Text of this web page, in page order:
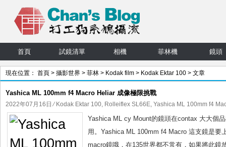
首頁 試鏡清單 相機 菲林機 鏡頭
現在位置： 首頁 > 攝影世界 > 菲林 > Kodak film > Kodak Ektar 100 > 文章
Yashica ML 100mm f4 Macro Heliar 成像極限挑戰
2022年07月16日 ⁄ Kodak Ektar 100, Rolleiflex SL66E, Yashica ML 100mm f4
Yashica ML cy Mount的鏡頭在contax 大大個
用。Yashica ML 100mm f4 Macro 這支鏡是要
macro鏡哦，在135世界都不常有，如果將此